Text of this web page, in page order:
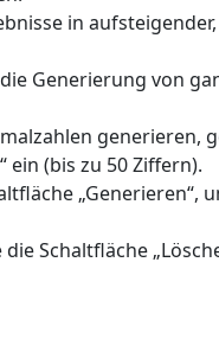
in
Generierung von
generieren,
ein (bis zu 50 Ziffern).
„Generieren“,
die Schaltfläche